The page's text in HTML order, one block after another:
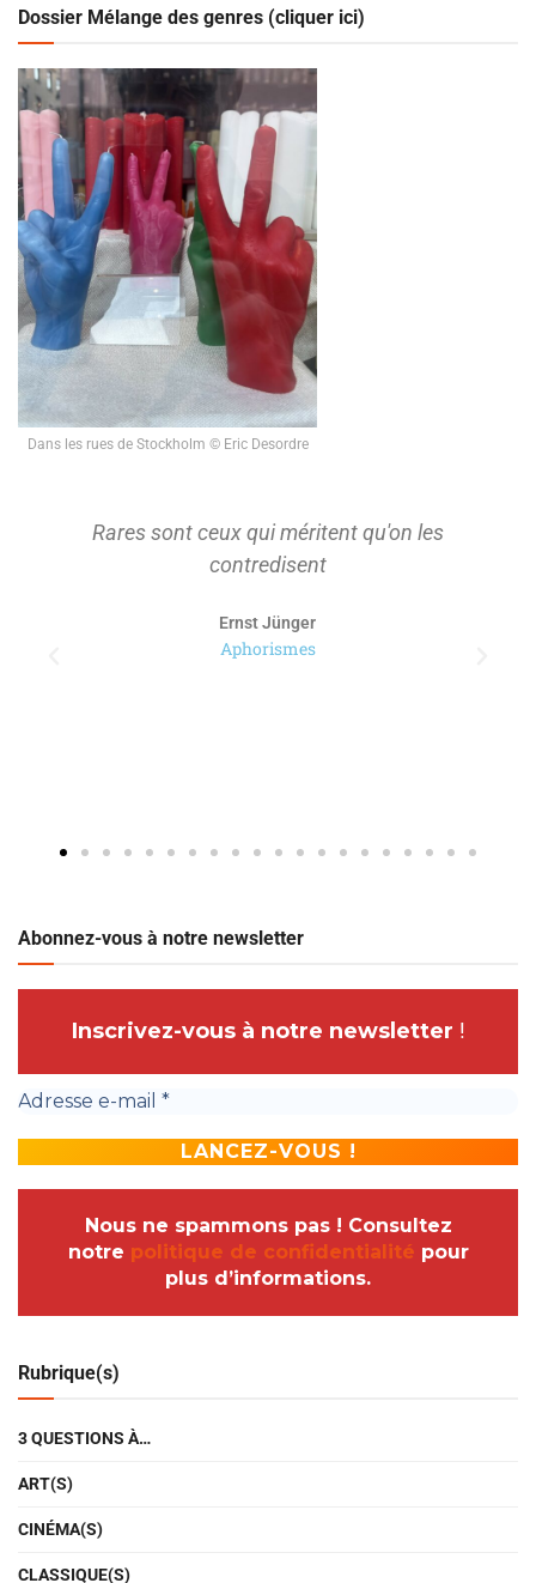
Dossier Mélange des genres (cliquer ici)
Dans les rues de Stockholm © Eric Desordre
Rares sont ceux qui méritent qu'on les
contredisent
Ernst Jünger
Aphorismes
Abonnez-vous à notre newsletter
Inscrivez-vous à notre newsletter !
Nous ne spammons pas ! Consultez
notre politique de confidentialité pour
plus d’informations.
Rubrique(s)
3 QUESTIONS À…
ART(S)
CINÉMA(S)
CLASSIQUE(S)